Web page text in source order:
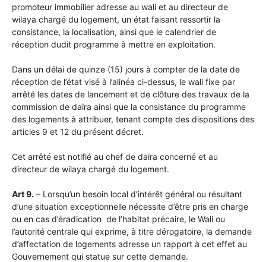
promoteur immobilier adresse au wali et au directeur de
wilaya chargé du logement, un état faisant ressortir la
consistance, la localisation, ainsi que le calendrier de
réception dudit programme à mettre en exploitation.
Dans un délai de quinze (15) jours à compter de la date de
réception de l’état visé à l’alinéa ci-dessus, le wali fixe par
arrêté les dates de lancement et de clôture des travaux de la
commission de daïra ainsi que la consistance du programme
des logements à attribuer, tenant compte des dispositions des
articles 9 et 12 du présent décret.
Cet arrêté est notifié au chef de daïra concerné et au
directeur de wilaya chargé du logement.
Art 9. – Lorsqu’un besoin local d’intérêt général ou résultant
d’une situation exceptionnelle nécessite d’être pris en charge
ou en cas d’éradication de l’habitat précaire, le Wali ou
l’autorité centrale qui exprime, à titre dérogatoire, la demande
d’affectation de logements adresse un rapport à cet effet au
Gouvernement qui statue sur cette demande.